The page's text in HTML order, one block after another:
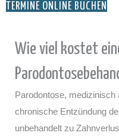
TERMINE ONLINE BUCHEN
Wie viel kostet
Parodontose,
chronische Entzündung
unbehandelt zu